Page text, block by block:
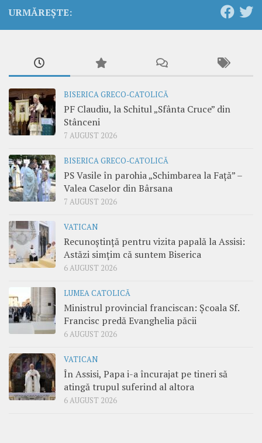
URMĂREȘTE:
BISERICA GRECO-CATOLICĂ
PF Claudiu, la Schitul „Sfânta Cruce” din
Stânceni
7 AUGUST 2026
BISERICA GRECO-CATOLICĂ
PS Vasile în parohia „Schimbarea la Față” –
Valea Caselor din Bârsana
7 AUGUST 2026
VATICAN
Recunoștință pentru vizita papală la Assisi:
Astăzi simțim că suntem Biserica
6 AUGUST 2026
LUMEA CATOLICĂ
Ministrul provincial franciscan: Școala Sf.
Francisc predă Evanghelia păcii
6 AUGUST 2026
VATICAN
În Assisi, Papa i-a încurajat pe tineri să
atingă trupul suferind al altora
6 AUGUST 2026